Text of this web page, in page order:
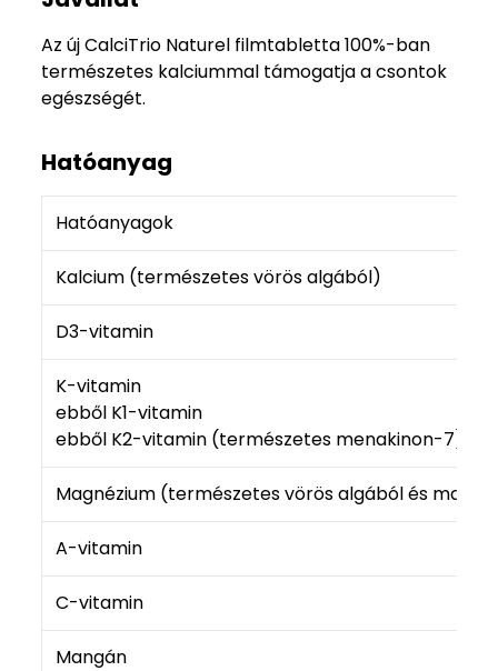
Az új CalciTrio Naturel filmtabletta 100%-ban
természetes kalciummal támogatja a csontok
egészségét.
Hatóanyag
Hatóanyagok
Kalcium (természetes vörös algából)
D3-vitamin
K-vitamin
ebből K1-vitamin
ebből K2-vitamin (természetes menakinon-7)
Magnézium (természetes vörös algából és
A-vitamin
C-vitamin
Mangán